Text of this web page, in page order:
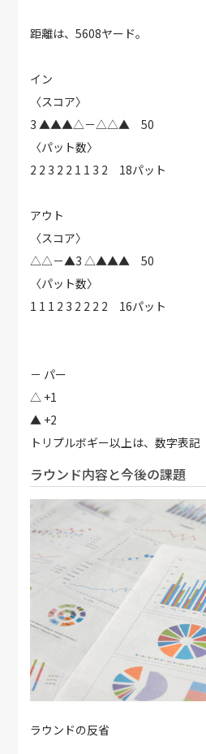
距離は、5608ヤード。
イン
〈スコア〉
3 ▲▲▲△－△△▲ 50
〈パット数〉
2 2 3 2 2 1 1 3 2 18パット
アウト
〈スコア〉
△△－▲3 △▲▲▲ 50
〈パット数〉
1 1 1 2 3 2 2 2 2 16パット
－ パー
△ +1
▲ +2
トリプルボギー以上は、数字表記
ラウンド内容と今後の課題
ラウンドの反省